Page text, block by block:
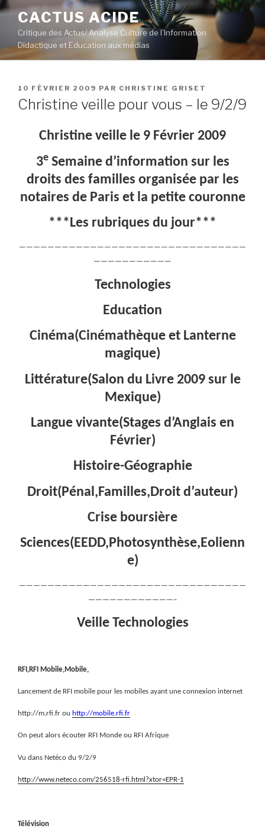
Aller
contenu
principal
CACTUS ACIDE
Critique des Actus/ Analyse Culture de l’Information
Didactique et Education aux médias
PUBLIÉ
LE
10 FÉVRIER 2009 PAR CHRISTINE GRISET
Christine veille pour vous – le 9/2/9
Christine veille le 9 Février 2009
3eSemaine d’information sur les
droits des familles organisée par les
notaires de Paris et la petite couronne
***Les rubriques du jour***
————————————————————————————————
———————————
Technologies
Education
Cinéma(Cinémathèque et Lanterne
magique)
Littérature(Salon du Livre 2009 sur le
Mexique)
Langue vivante(Stages d’Anglais en
Février)
Histoire-Géographie
Droit(Pénal,Familles,Droit d’auteur)
Crise boursière
Sciences(EEDD,Photosynthèse,Eolienn
e)
————————————————————————————————
————————————–
Veille Technologies
RFI,RFI Mobile,Mobile,
Lancement de RFI mobile pour les mobiles ayant une connexion internet
http://m.rfi.fr ou http://mobile.rfi.fr
On peut alors écouter RFI Monde ou RFI Afrique
Vu dans Netéco du 9/2/9
http://www.neteco.com/256518-rfi.html?xtor=EPR-1
Télévision